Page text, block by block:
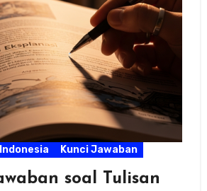
Kunci Jawaban
soal Tulisan